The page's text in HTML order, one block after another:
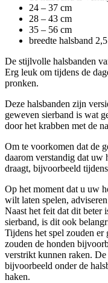
24 – 37 cm
28 – 43 cm
35 – 56 cm
breedte halsband
De stijlvolle halsbanden
Erg leuk om tijdens de
pronken.
Deze halsbanden zijn
geweven sierband is wat
door het krabben met de
Om te voorkomen dat de
daarom verstandig dat uw
draagt, bijvoorbeeld
Op het moment dat u uw
wilt laten spelen,
Naast het feit dat dit beter
sierband, is dit ook
Tijdens het spel zouden
zouden de honden
verstrikt kunnen raken.
bijvoorbeeld onder de
haken.